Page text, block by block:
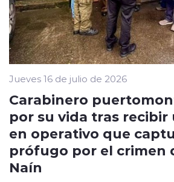
Jueves 16 de julio de 2026
Carabinero
por su vida tras recibir
en operativo que
prófugo por el crimen
Naín